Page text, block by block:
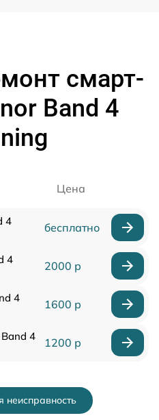
смарт-
Band 4
Цена
4
бесплатно
4
2000 р
4
1600 р
4
1200 р
неисправность